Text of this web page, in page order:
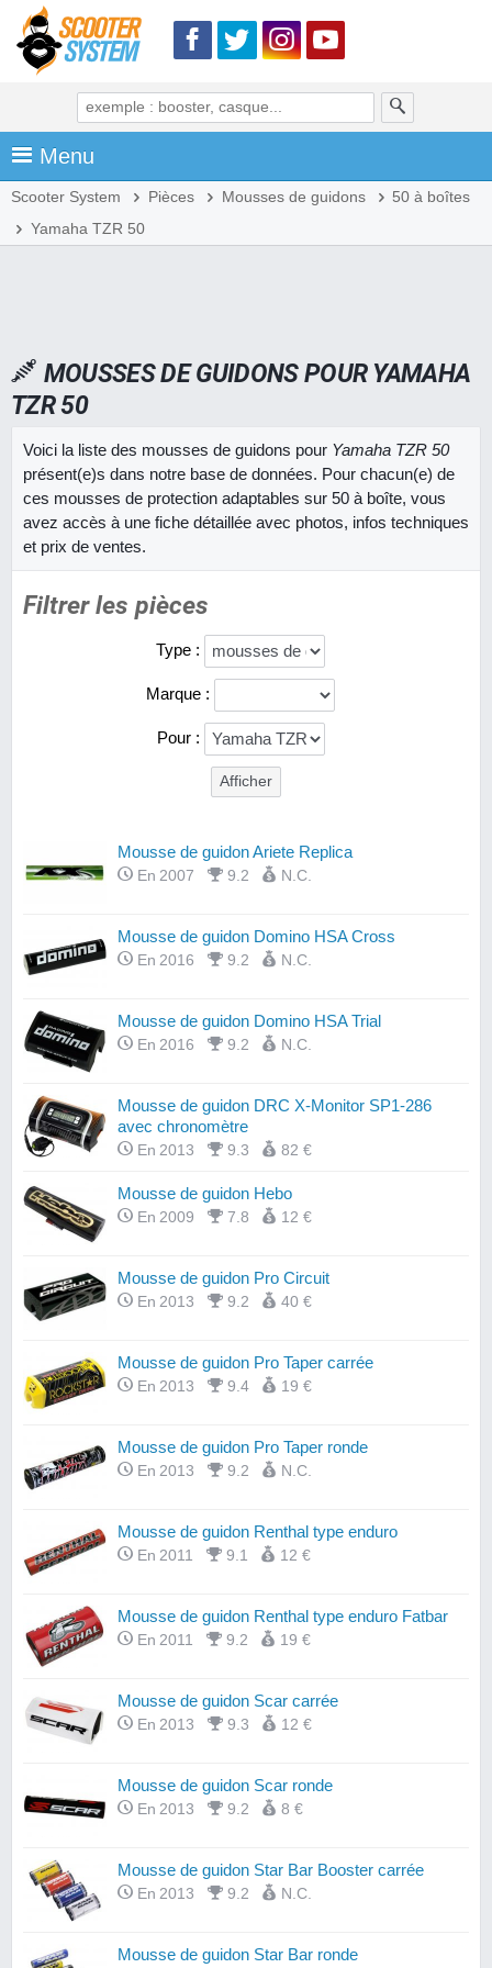
Menu
Scooter System Pièces Mousses de guidons
50 à boîtes
Yamaha TZR 50
MOUSSES DE GUIDONS POUR YAMAHA
TZR 50
Voici la liste des mousses de guidons pour Yamaha TZR 50
présent(e)s dans notre base de données. Pour chacun(e) de
ces mousses de protection adaptables sur 50 à boîte, vous
avez accès à une fiche détaillée avec photos, infos techniques
et prix de ventes.
Filtrer les pièces
Type :
Marque :
Pour :
Mousse de guidon Ariete Replica
En 2007 9.2 N.C.
Mousse de guidon Domino HSA Cross
En 2016 9.2 N.C.
Mousse de guidon Domino HSA Trial
En 2016 9.2 N.C.
Mousse de guidon DRC X-Monitor SP1-286
avec chronomètre
En 2013 9.3 82 €
Mousse de guidon Hebo
En 2009 7.8 12 €
Mousse de guidon Pro Circuit
En 2013 9.2 40 €
Mousse de guidon Pro Taper carrée
En 2013 9.4 19 €
Mousse de guidon Pro Taper ronde
En 2013 9.2 N.C.
Mousse de guidon Renthal type enduro
En 2011 9.1 12 €
Mousse de guidon Renthal type enduro Fatbar
En 2011 9.2 19 €
Mousse de guidon Scar carrée
En 2013 9.3 12 €
Mousse de guidon Scar ronde
En 2013 9.2 8 €
Mousse de guidon Star Bar Booster carrée
En 2013 9.2 N.C.
Mousse de guidon Star Bar ronde